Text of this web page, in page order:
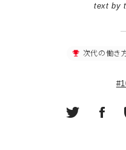
text by
次代の働き